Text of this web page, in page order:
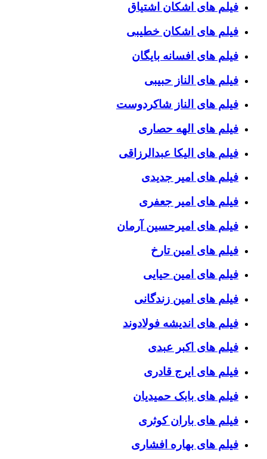
فیلم های اشکان اشتیاق
فیلم های اشکان خطیبی
فیلم های افسانه بایگان
فیلم های الناز حبیبی
فیلم های الناز شاکردوست
فیلم های الهه حصاری
فیلم های الیکا عبدالرزاقی
فیلم های امیر جدیدی
فیلم های امیر جعفری
فیلم های امیرحسین آرمان
فیلم های امین تارخ
فیلم های امین حیایی
فیلم های امین زندگانی
فیلم های اندیشه فولادوند
فیلم های اکبر عبدی
فیلم های ایرج قادری
فیلم های بابک حمیدیان
فیلم های باران کوثری
فیلم های بهاره افشاری